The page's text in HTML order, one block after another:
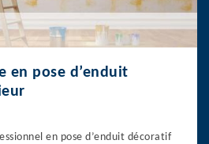
en pose d’enduit
en pose d’enduit décoratif